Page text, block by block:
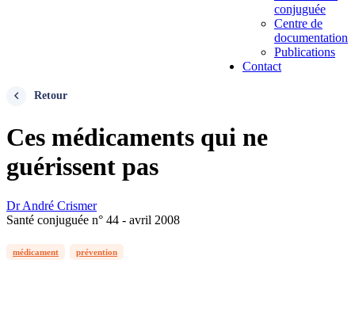
conjuguée
Centre de
documentation
Publications
Contact
Retour
Ces médicaments qui ne
guérissent pas
Dr André Crismer
Santé conjuguée n° 44 - avril 2008
médicament prévention